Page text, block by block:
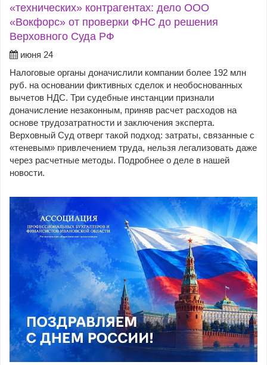
«технических» контрагентах: дело ООО
«Вокфорс» от проверки ФНС до решения
Верховного Суда РФ
июня 24
Налоговые органы доначислили компании более 192 млн
руб. на основании фиктивных сделок и необоснованных
вычетов НДС. Три судебные инстанции признали
доначисление незаконным, приняв расчет расходов на
основе трудозатратности и заключения эксперта.
Верховный Суд отверг такой подход: затраты, связанные с
«теневым» привлечением труда, нельзя легализовать даже
через расчетные методы. Подробнее о деле в нашей
новости.